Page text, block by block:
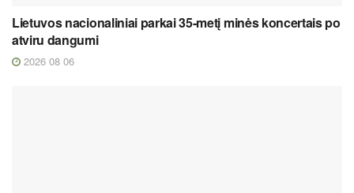
Lietuvos nacionaliniai parkai 35-metį minės koncertais po
atviru dangumi
2026 08 06